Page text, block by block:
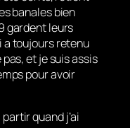
banales bien
gardent leurs
a toujours retenu
et je suis assis
pour avoir
quand j’ai